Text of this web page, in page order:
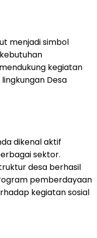
menjadi simbol
kegiatan
Desa
dikenal aktif
sektor.
desa berhasil
pemberdayaan
kegiatan sosial